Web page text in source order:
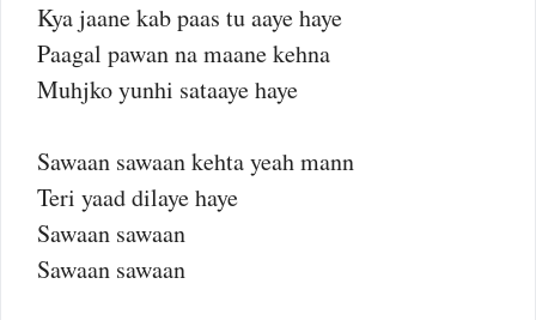
Kya jaane kab paas tu aaye haye
Paagal pawan na maane kehna
Muhjko yunhi sataaye haye
Sawaan sawaan kehta yeah mann
Teri yaad dilaye haye
Sawaan sawaan
Sawaan sawaan